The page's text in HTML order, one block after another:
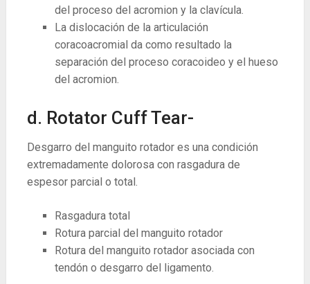
del proceso del acromion y la clavícula.
La dislocación de la articulación
coracoacromial da como resultado la
separación del proceso coracoideo y el hueso
del acromion.
d. Rotator Cuff Tear-
Desgarro del manguito rotador es una condición
extremadamente dolorosa con rasgadura de
espesor parcial o total.
Rasgadura total
Rotura parcial del manguito rotador
Rotura del manguito rotador asociada con
tendón o desgarro del ligamento.